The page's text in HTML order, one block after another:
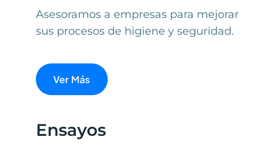
Asesoramos a empresas para mejorar
sus procesos de higiene y seguridad.
Ver Más
Ensayos